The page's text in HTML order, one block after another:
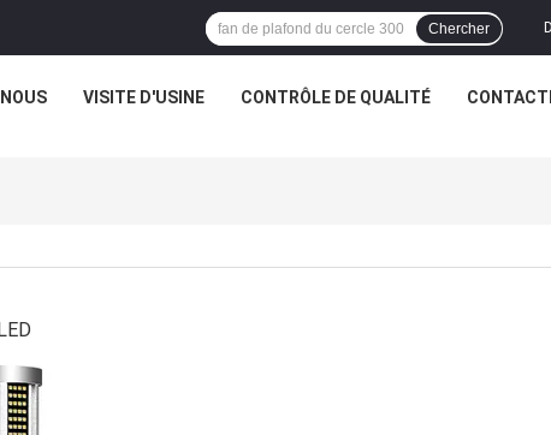
Chercher
VISITE D'USINE CONTRÔLE DE QUALITÉ